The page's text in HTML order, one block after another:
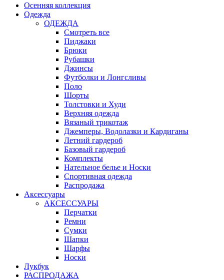
Осенняя коллекция
Одежда
ОДЕЖДА
Смотреть все
Пиджаки
Брюки
Рубашки
Джинсы
Футболки и Лонгсливы
Поло
Шорты
Толстовки и Худи
Верхняя одежда
Вязаный трикотаж
Джемперы, Водолазки и Кардиганы
Летний гардероб
Базовый гардероб
Комплекты
Нательное белье и Носки
Спортивная одежда
Распродажа
Аксессуары
АКСЕССУАРЫ
Перчатки
Ремни
Сумки
Шапки
Шарфы
Носки
Лукбук
РАСПРОДАЖА